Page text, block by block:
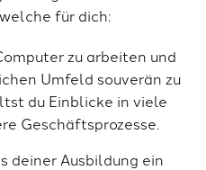
für dich:
zu arbeiten und
Umfeld souverän zu
du Einblicke in viele
Geschäftsprozesse.
deiner Ausbildung ein